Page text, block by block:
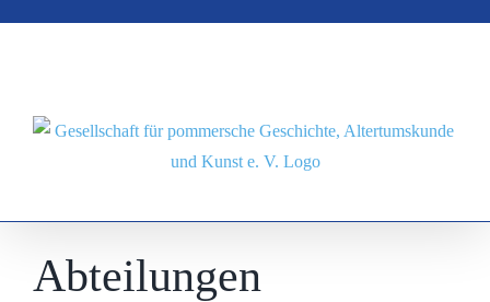
Abteilungen